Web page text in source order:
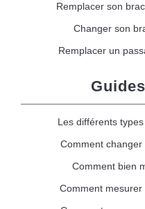
Remplacer son
Changer son
Remplacer un
Les différents
Comment
Comment bien
Comment